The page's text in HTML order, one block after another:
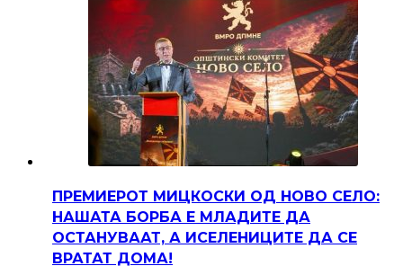
ПРЕМИЕРОТ МИЦКОСКИ ОД НОВО СЕЛО:
НАШАТА БОРБА Е МЛАДИТЕ ДА
ОСТАНУВААТ, А ИСЕЛЕНИЦИТЕ ДА СЕ
ВРАТАТ ДОМА!